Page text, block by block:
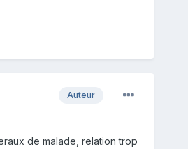
Auteur
de malade, relation trop